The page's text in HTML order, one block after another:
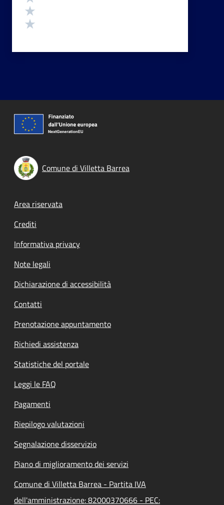
Comune di Villetta Barrea
Footer menu
Area riservata
Crediti
Informativa privacy
Note legali
Dichiarazione di accessibilità
Contatti
Prenotazione appuntamento
Richiedi assistenza
Statistiche del portale
Leggi le FAQ
Pagamenti
Riepilogo valutazioni
Segnalazione disservizio
Piano di miglioramento dei servizi
Comune di Villetta Barrea - Partita IVA
dell'amministrazione: 82000370666 - PEC: